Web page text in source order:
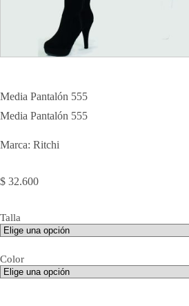
Media Pantalón 555
Media Pantalón 555
Marca: Ritchi
$ 32.600
Talla
Color